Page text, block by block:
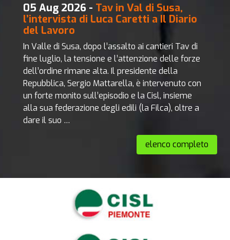
05 Aug 2026 - Tav in Val di Susa,
l’intervista di Luca Caretti a Il Diario
del Lavoro
In Valle di Susa, dopo l’assalto ai cantieri Tav di
fine luglio, la tensione e l’attenzione delle forze
dell’ordine rimane alta. Il presidente della
Repubblica, Sergio Mattarella, è intervenuto con
un forte monito sull’episodio e la Cisl, insieme
alla sua federazione degli edili (la Filca), oltre a
dare il suo …
elenco completo